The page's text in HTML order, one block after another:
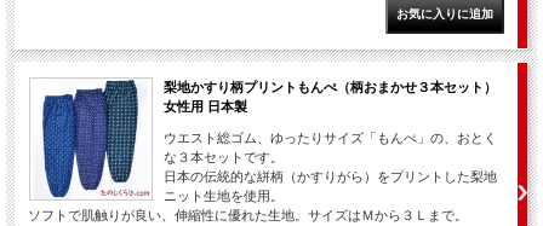
梨地かすり柄プリントもんぺ（柄おまかせ３本セット）
女性用 日本製
ウエスト総ゴム、ゆったりサイズ「もんぺ」の、おとく
な３本セットです。
日本の伝統的な絣柄（かすりがら）をプリントした梨地
ニット生地を使用。
ソフトで肌触りが良い、伸縮性に優れた生地。サイズはＭから３Ｌまで。